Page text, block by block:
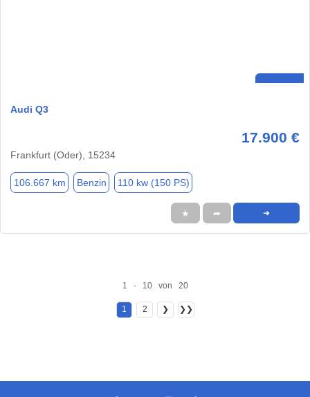
Audi Q3
17.900 €
Frankfurt (Oder), 15234
106.667 km Benzin 110 kw (150 PS)
★ ➦ ➜
1 - 10 von 20
1 2 ❯ ❯❯